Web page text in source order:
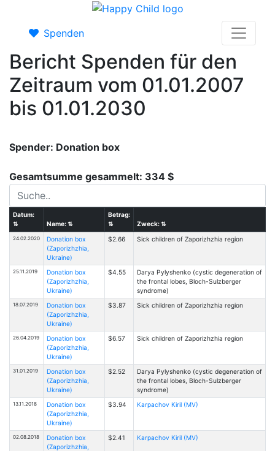
Spenden
Bericht Spenden für den
Zeitraum vom 01.01.2007
bis 01.01.2030
Spender: Donation box
Gesamtsumme gesammelt: 334 $
Datum:
⇅
Name:⇅
Betrag:
⇅
Zweck:⇅
24.02.2020
Donation box
(Zaporizhzhia,
Ukraine)
$2.66 Sick children of Zaporizhzhia region
25.11.2019
Donation box
(Zaporizhzhia,
Ukraine)
$4.55
Darya Pylyshenko (cystic degeneration of
the frontal lobes, Bloch-Sulzberger
syndrome)
18.07.2019
Donation box
(Zaporizhzhia,
Ukraine)
$3.87 Sick children of Zaporizhzhia region
26.04.2019
Donation box
(Zaporizhzhia,
Ukraine)
$6.57 Sick children of Zaporizhzhia region
31.01.2019
Donation box
(Zaporizhzhia,
Ukraine)
$2.52
Darya Pylyshenko (cystic degeneration of
the frontal lobes, Bloch-Sulzberger
syndrome)
13.11.2018
Donation box
(Zaporizhzhia,
Ukraine)
$3.94 Karpachov Kiril (MV)
02.08.2018
Donation box
(Zaporizhzhia,
$2.41 Karpachov Kiril (MV)